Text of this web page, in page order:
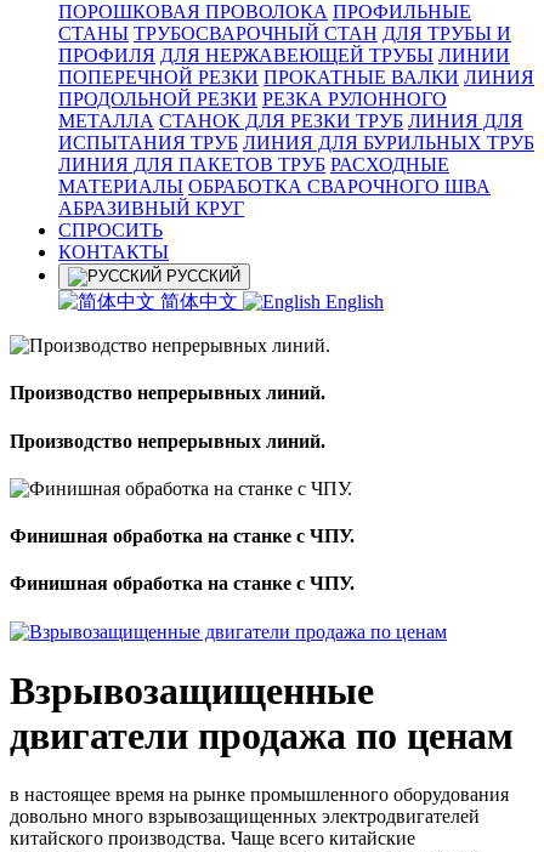
ПОРОШКОВАЯ ПРОВОЛОКА ПРОФИЛЬНЫЕ
СТАНЫ ТРУБОСВАРОЧНЫЙ СТАН ДЛЯ ТРУБЫ И
ПРОФИЛЯ ДЛЯ НЕРЖАВЕЮЩЕЙ ТРУБЫ ЛИНИИ
ПОПЕРЕЧНОЙ РЕЗКИ ПРОКАТНЫЕ ВАЛКИ ЛИНИЯ
ПРОДОЛЬНОЙ РЕЗКИ РЕЗКА РУЛОННОГО
МЕТАЛЛА СТАНОК ДЛЯ РЕЗКИ ТРУБ ЛИНИЯ ДЛЯ
ИСПЫТАНИЯ ТРУБ ЛИНИЯ ДЛЯ БУРИЛЬНЫХ ТРУБ
ЛИНИЯ ДЛЯ ПАКЕТОВ ТРУБ РАСХОДНЫЕ
МАТЕРИАЛЫ OБРАБОТКА СВАРОЧНОГО ШВА
АБРАЗИВНЫЙ КРУГ
СПРОСИТЬ
КОНТАКТЫ
РУССКИЙ
简体中文 English
Производство непрерывных линий.
Производство непрерывных линий.
Финишная обработка на станке с ЧПУ.
Финишная обработка на станке с ЧПУ.
Взрывозащищенные
двигатели продажа по ценам
в настоящее время на рынке промышленного оборудования
довольно много взрывозащищенных электродвигателей
китайского производства. Чаще всего китайские